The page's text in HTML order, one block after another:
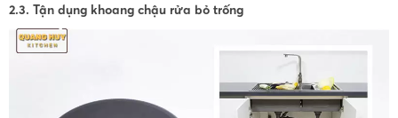
2.3. Tận dụng khoang chậu rửa bỏ trống